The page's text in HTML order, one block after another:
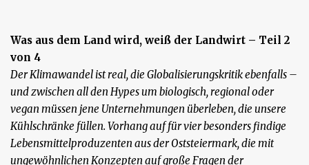
Was aus dem Land wird, weiß der Landwirt – Teil 2
von 4
Der Klimawandel ist real, die Globalisierungskritik ebenfalls –
und zwischen all den Hypes um biologisch, regional oder
vegan müssen jene Unternehmungen überleben, die unsere
Kühlschränke füllen. Vorhang auf für vier besonders findige
Lebensmittelproduzenten aus der Oststeiermark, die mit
ungewöhnlichen Konzepten auf große Fragen der